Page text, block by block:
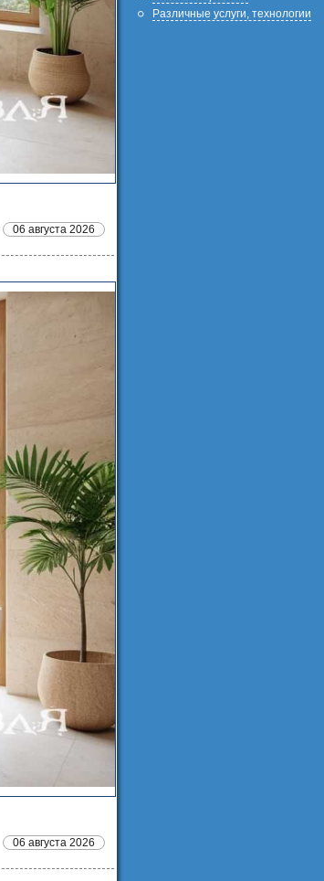
06 августа 2026
06 августа 2026
Различные услуги, технологии